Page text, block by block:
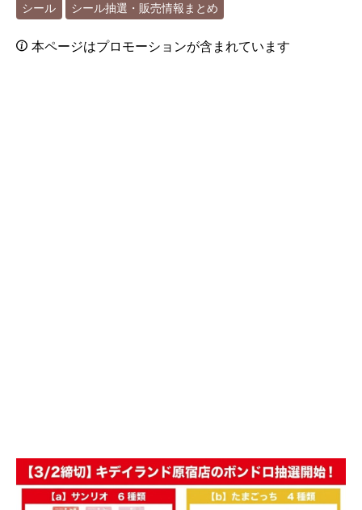
シール シール抽選・販売情報まとめ
本ページはプロモーションが含まれています